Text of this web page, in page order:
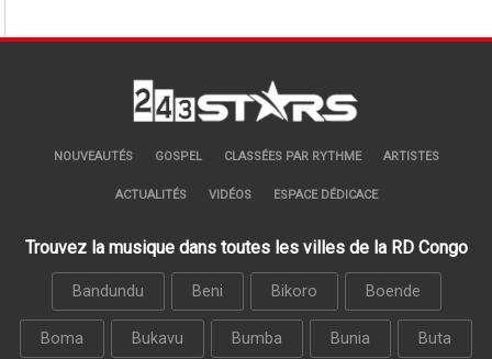
NOUVEAUTÉS GOSPEL CLASSÉES PAR RYTHME ARTISTES
ACTUALITÉS VIDÉOS ESPACE DÉDICACE
Trouvez la musique dans toutes les villes de la RD Congo
Bandundu Beni Bikoro Boende
Boma Bukavu Bumba Bunia Buta